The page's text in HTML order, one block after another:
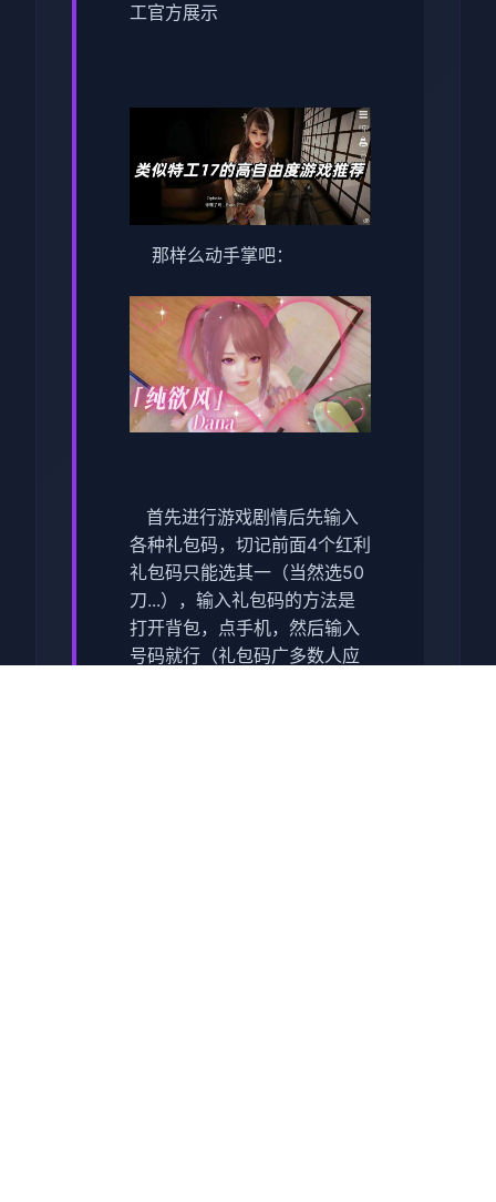
工官方展示
那样么动手掌吧：
首先进行游戏剧情后先输入
各种礼包码，切记前面4个红利
礼包码只能选其一（当然选50
刀...），输入礼包码的方法是
打开背包，点手机，然后输入
号码就行（礼包码广多数人应